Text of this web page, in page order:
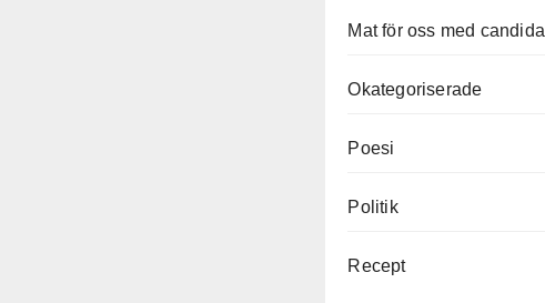
Mat för oss med candida
Okategoriserade
Poesi
Politik
Recept